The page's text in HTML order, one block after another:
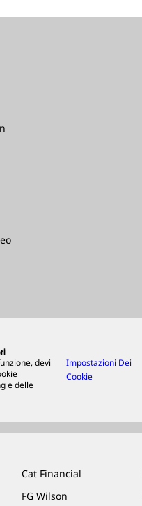
devi
e delle
Impostazioni Dei
Cookie
Cat Financial
FG Wilson